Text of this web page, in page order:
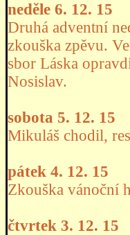
neděle 6. 12. 15
Druhá adventní
zkouška zpěvu.
sbor Láska
Nosislav.
sobota 5. 12. 15
Mikuláš chodil,
pátek 4. 12. 15
Zkouška vánoční
čtvrtek 3. 12. 15